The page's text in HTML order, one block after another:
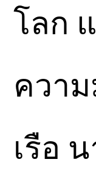
โลก
ควา
เรือ